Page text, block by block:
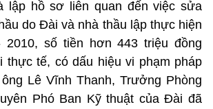
lập hồ sơ liên quan đến việc sửa
do Đài và nhà thầu lập thực hiện
số tiền hơn 443 triệu đồng
thực tế, có dấu hiệu vi phạm pháp
Lê Vĩnh Thanh, Trưởng Phòng
Phó Ban Kỹ thuật của Đài đã